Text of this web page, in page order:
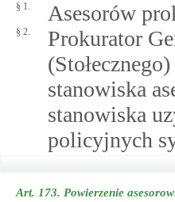
§ 1. Asesorów
§ 2.
Prokurator
stanowiska
stanowiska
policyjnych
Art. 173. Powierzenie